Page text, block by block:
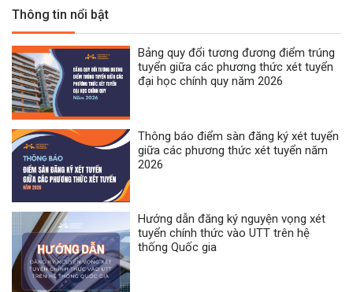
Thông tin nổi bật
Bảng quy đổi tương đương điểm trúng
tuyển giữa các phương thức xét tuyển
đại học chính quy năm 2026
Thông báo điểm sàn đăng ký xét tuyển
giữa các phương thức xét tuyển năm
2026
Hướng dẫn đăng ký nguyện vọng xét
tuyển chính thức vào UTT trên hệ
thống Quốc gia